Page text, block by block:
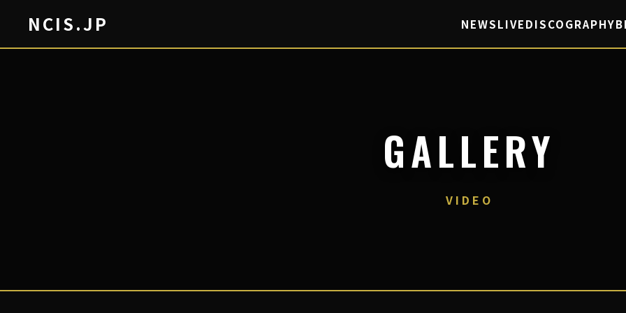
NCIS.JP NEWSLIVEDISCOGRAPHY
GALLERY
VIDEO